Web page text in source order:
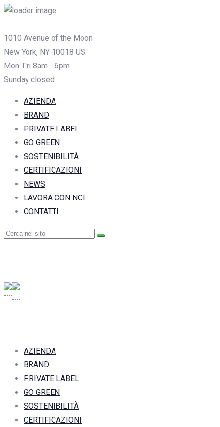
1010 Avenue of the Moon
New York, NY 10018 US.
Mon-Fri 8am - 6pm
Sunday closed
AZIENDA
BRAND
PRIVATE LABEL
GO GREEN
SOSTENIBILITÀ
CERTIFICAZIONI
NEWS
LAVORA CON NOI
CONTATTI
AZIENDA
BRAND
PRIVATE LABEL
GO GREEN
SOSTENIBILITÀ
CERTIFICAZIONI